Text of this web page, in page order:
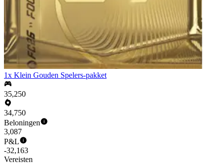
1x Klein Gouden Spelers-pakket
35,250
34,750
Beloningen
3,087
P&L
-32,163
Vereisten